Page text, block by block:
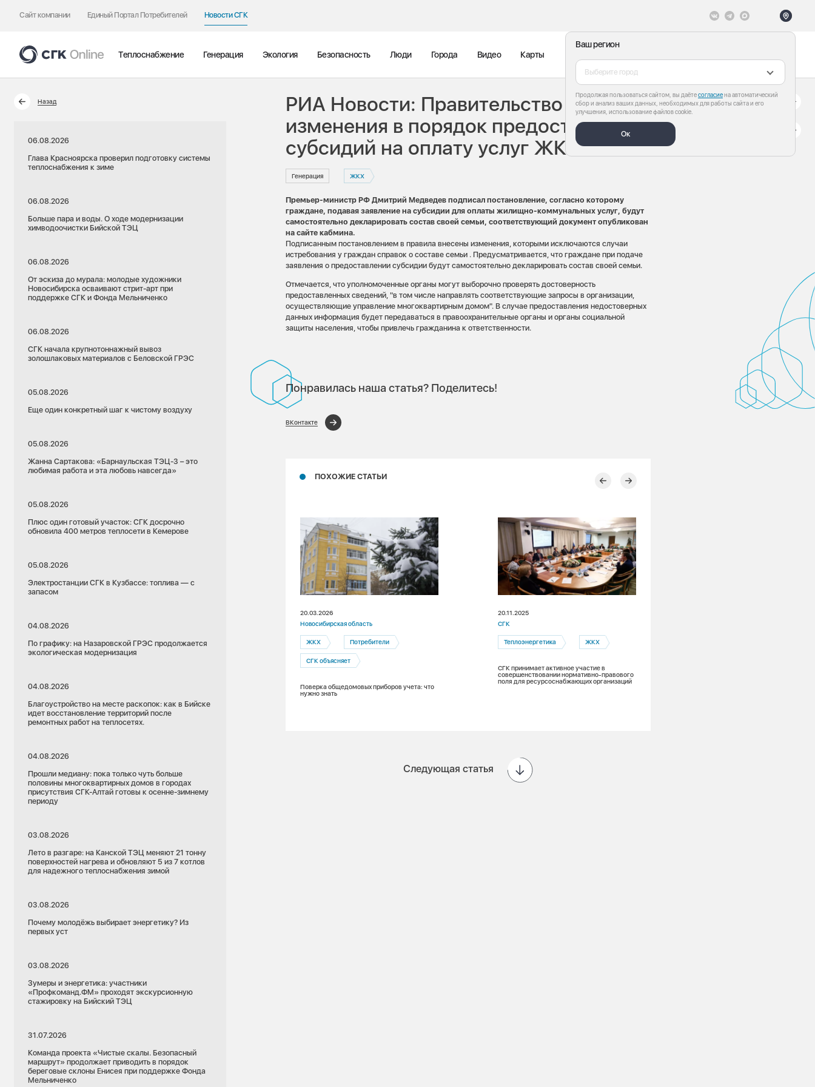
Сайт компании Единый Портал Потребителей Новости СГК
Ваш регион
Выберите город
Продолжая пользоваться сайтом, вы даётесогласиена автоматический
сбор и анализ ваших данных, необходимых для работы сайта и его
улучшения, использование файлов cookie.
Ок
Теплоснабжение Генерация Экология Безопасность Люди Города Видео Карты
Назад
06.08.2026
Глава Красноярска проверил подготовку системы
теплоснабжения к зиме
06.08.2026
Больше пара и воды. О ходе модернизации
химводоочистки Бийской ТЭЦ
06.08.2026
От эскиза до мурала: молодые художники
Новосибирска осваивают стрит-арт при
поддержке СГК и Фонда Мельниченко
06.08.2026
СГК начала крупнотоннажный вывоз
золошлаковых материалов с Беловской ГРЭС
05.08.2026
Еще один конкретный шаг к чистому воздуху
05.08.2026
Жанна Сартакова: «Барнаульская ТЭЦ-3 – это
любимая работа и эта любовь навсегда»
05.08.2026
Плюс один готовый участок: СГК досрочно
обновила 400 метров теплосети в Кемерове
05.08.2026
Электростанции СГК в Кузбассе: топлива — с
запасом
04.08.2026
По графику: на Назаровской ГРЭС продолжается
экологическая модернизация
04.08.2026
Благоустройство на месте раскопок: как в Бийске
идет восстановление территорий после
ремонтных работ на теплосетях.
04.08.2026
Прошли медиану: пока только чуть больше
половины многоквартирных домов в городах
присутствия СГК-Алтай готовы к осенне-зимнему
периоду
03.08.2026
Лето в разгаре: на Канской ТЭЦ меняют 21 тонну
поверхностей нагрева и обновляют 5 из 7 котлов
для надежного теплоснабжения зимой
03.08.2026
Почему молодёжь выбирает энергетику? Из
первых уст
03.08.2026
Зумеры и энергетика: участники
«Профкоманд.ФМ» проходят экскурсионную
стажировку на Бийский ТЭЦ
31.07.2026
Команда проекта «Чистые скалы. Безопасный
маршрут» продолжает приводить в порядок
береговые склоны Енисея при поддержке Фонда
Мельниченко
РИА Новости: Правительство РФ внесло
изменения в порядок предоставления
субсидий на оплату услуг ЖКХ
Генерация ЖКХ
Премьер-министр РФ Дмитрий Медведев подписал постановление, согласно которому
граждане, подавая заявление на субсидии для оплаты жилищно-коммунальных услуг, будут
самостоятельно декларировать состав своей семьи, соответствующий документ опубликован
на сайте кабмина.
Подписанным постановлением в правила внесены изменения, которыми исключаются случаи
истребования у граждан справок о составе семьи . Предусматривается, что граждане при подаче
заявления о предоставлении субсидии будут самостоятельно декларировать состав своей семьи.
Отмечается, что уполномоченные органы могут выборочно проверять достоверность
предоставленных сведений, "в том числе направлять соответствующие запросы в организации,
осуществляющие управление многоквартирным домом". В случае предоставления недостоверных
данных информация будет передаваться в правоохранительные органы и органы социальной
защиты населения, чтобы привлечь гражданина к ответственности.
Понравилась наша статья? Поделитесь!
ВКонтакте
ПОХОЖИЕ СТАТЬИ
ЖКХ Новокузнецк
20.03.2026
Новосибирская область
ЖКХ Потребители
СГК объясняет
Поверка общедомовых приборов учета: что
нужно знать
20.11.2025
СГК
Теплоэнергетика ЖКХ
СГК принимает активное участие в
совершенствовании нормативно-правового
поля для ресурсоснабжающих организаций
Следующая статья